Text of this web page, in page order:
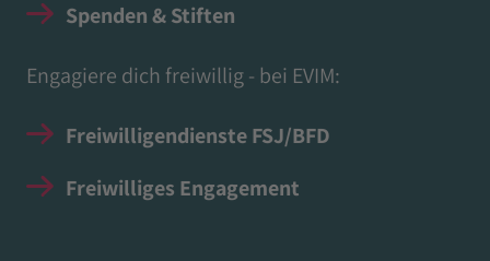
Spenden & Stiften
Engagiere dich freiwillig - bei EVIM:
Freiwilligendienste FSJ/BFD
Freiwilliges Engagement